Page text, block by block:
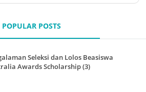
POPULAR POSTS
Seleksi dan Lolos Beasiswa
Awards Scholarship (3)